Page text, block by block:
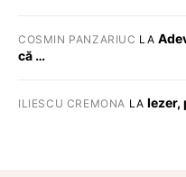
COSMIN PANZARIUC LA
că …
ILIESCU CREMONA LA Iezer,